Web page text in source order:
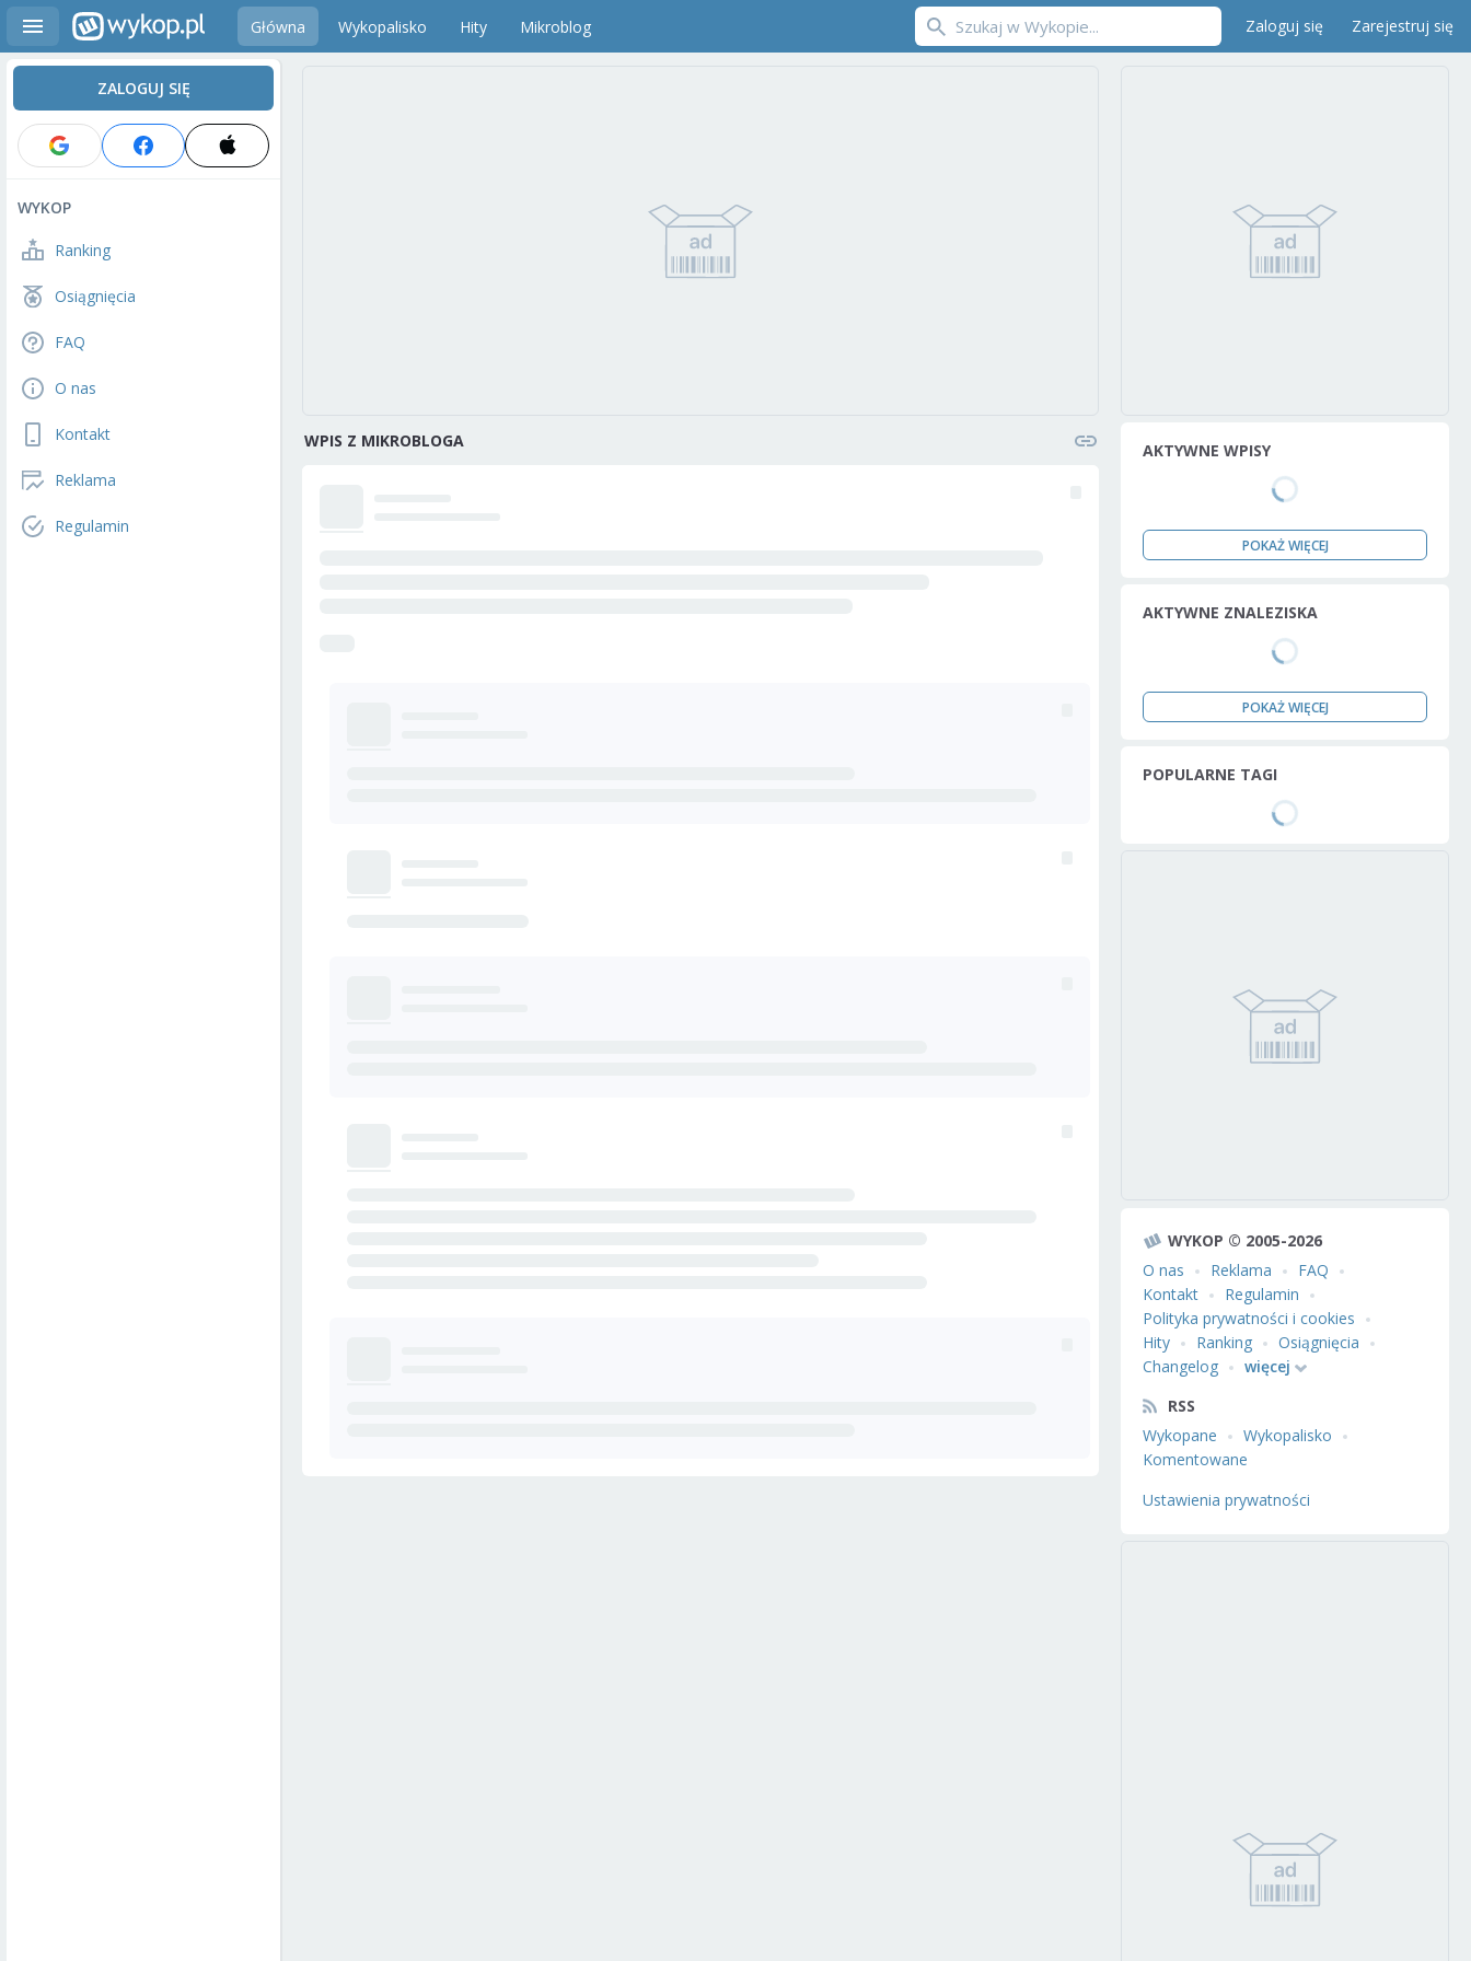
Główna Wykopalisko Hity Mikroblog Zaloguj się Zarejestruj się
ZALOGUJ SIĘ
WYKOP
Ranking
Osiągnięcia
FAQ
O nas
Kontakt
Reklama
Regulamin
WPIS Z MIKROBLOGA AKTYWNE WPISY
POKAŻ WIĘCEJ
AKTYWNE ZNALEZISKA
POKAŻ WIĘCEJ
POPULARNE TAGI
WYKOP © 2005-2026
O nas
Reklama
FAQ
Kontakt
Regulamin
Polityka prywatności i cookies
Hity
Ranking
Osiągnięcia
Changelog
więcej
RSS
Wykopane
Wykopalisko
Komentowane
Ustawienia prywatności